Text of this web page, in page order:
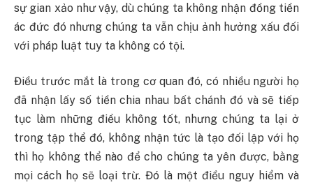
sự gian xảo như vậy, dù chúng ta không nhận đồng tiền
ác đức đó nhưng chúng ta vẫn chịu ảnh hưởng xấu đối
với pháp luật tuy ta không có tội.
Điều trước mắt là trong cơ quan đó, có nhiều người họ
đã nhận lấy số tiền chia nhau bất chánh đó và sẽ tiếp
tục làm những điều không tốt, nhưng chúng ta lại ở
trong tập thể đó, không nhận tức là tạo đối lập với họ
thì họ không thể nào để cho chúng ta yên được, bằng
mọi cách họ sẽ loại trừ. Đó là một điều nguy hiểm và